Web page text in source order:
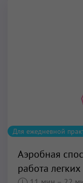
Для ежедневной
Аэробная
работа легких